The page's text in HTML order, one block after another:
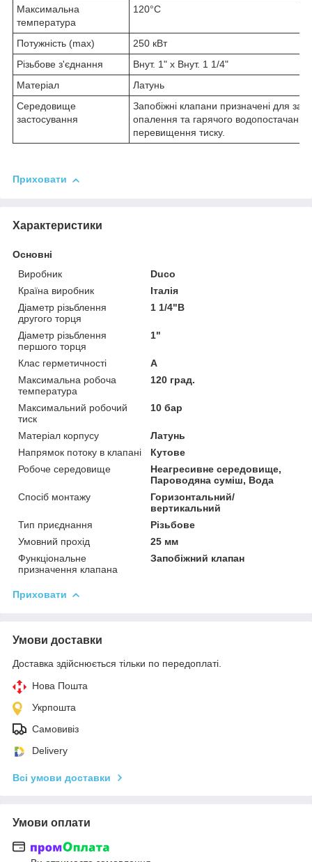
Максимальна
температура
120°C
Потужність (max)
250 кВт
Різьбове з'єднання
Внут. 1" х Внут. 1 1/4"
Матеріал
Латунь
Середовище
застосування
Запобіжні клапани призначені для
опалення та гарячого водопостачання
перевищення тиску.
Приховати
Характеристики
Основні
Виробник
Duco
Країна виробник
Італія
Діаметр різьблення
другого торця
1 1/4"В
Діаметр різьблення
першого торця
1"
Клас герметичності
А
Максимальна робоча
температура
120 град.
Максимальний робочий
тиск
10 бар
Матеріал корпусу
Латунь
Напрямок потоку в клапані
Кутове
Робоче середовище
Неагресивне середовище,
Пароводяна суміш, Вода
Спосіб монтажу
Горизонтальний/
вертикальний
Тип приєднання
Різьбове
Умовний прохід
25 мм
Функціональне
призначення клапана
Запобіжний клапан
Приховати
Умови доставки
Доставка здійснюється тільки по передоплаті.
Нова Пошта
Укрпошта
Самовивіз
Delivery
Всі умови доставки
Умови оплати